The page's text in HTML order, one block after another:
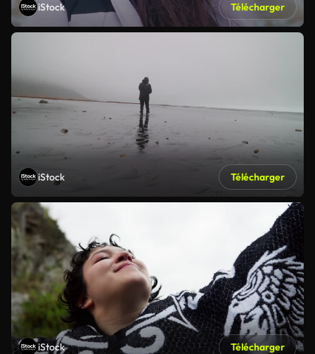
iStock Télécharger
iStock Télécharger
iStock Télécharger